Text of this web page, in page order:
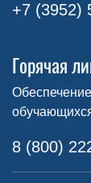
+7 (3952)
Горячая
8 (800)